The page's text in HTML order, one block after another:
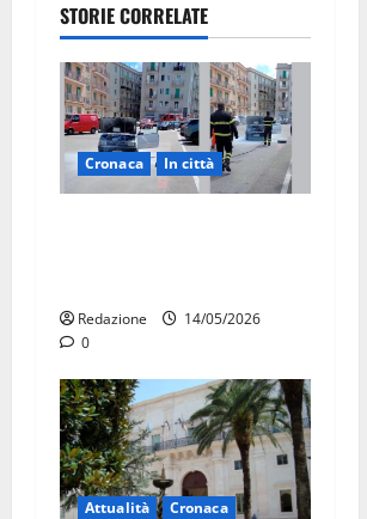
STORIE CORRELATE
Cronaca In città
Redazione
14/05/2026
0
Attualità
Cronaca